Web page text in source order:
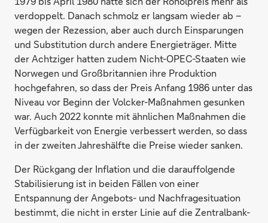
verdoppelt. Danach schmolz er langsam wieder ab –
wegen der Rezession, aber auch durch Einsparungen
und Substitution durch andere Energieträger. Mitte
der Achtziger hatten zudem Nicht-OPEC-Staaten wie
Norwegen und Großbritannien ihre Produktion
hochgefahren, so dass der Preis Anfang 1986 unter das
Niveau vor Beginn der Volcker-Maßnahmen gesunken
war. Auch 2022 konnte mit ähnlichen Maßnahmen die
Verfügbarkeit von Energie verbessert werden, so dass
in der zweiten Jahreshälfte die Preise wieder sanken.
Der Rückgang der Inflation und die darauffolgende
Stabilisierung ist in beiden Fällen von einer
Entspannung der Angebots- und Nachfragesituation
bestimmt, die nicht in erster Linie auf die Zentralbank-